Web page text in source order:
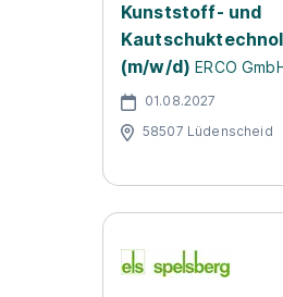
Kunststoff- und
(m/w/d) ERCO
01.08.2027
58507 Lüdenscheid